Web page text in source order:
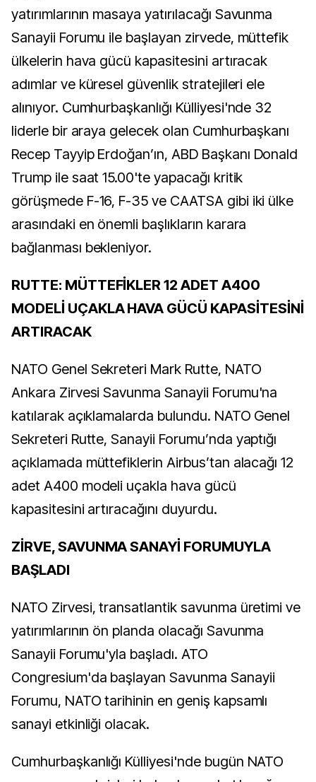
yatırımlarının masaya yatırılacağı Savunma
Sanayii Forumu ile başlayan zirvede, müttefik
ülkelerin hava gücü kapasitesini artıracak
adımlar ve küresel güvenlik stratejileri ele
alınıyor. Cumhurbaşkanlığı Külliyesi'nde 32
liderle bir araya gelecek olan Cumhurbaşkanı
Recep Tayyip Erdoğan’ın, ABD Başkanı Donald
Trump ile saat 15.00'te yapacağı kritik
görüşmede F-16, F-35 ve CAATSA gibi iki ülke
arasındaki en önemli başlıkların karara
bağlanması bekleniyor.
RUTTE: MÜTTEFİKLER 12 ADET A400
MODELİ UÇAKLA HAVA GÜCÜ KAPASİTESİNİ
ARTIRACAK
NATO Genel Sekreteri Mark Rutte, NATO
Ankara Zirvesi Savunma Sanayii Forumu'na
katılarak açıklamalarda bulundu. NATO Genel
Sekreteri Rutte, Sanayii Forumu’nda yaptığı
açıklamada müttefiklerin Airbus’tan alacağı 12
adet A400 modeli uçakla hava gücü
kapasitesini artıracağını duyurdu.
ZİRVE, SAVUNMA SANAYİ FORUMUYLA
BAŞLADI
NATO Zirvesi, transatlantik savunma üretimi ve
yatırımlarının ön planda olacağı Savunma
Sanayii Forumu'yla başladı. ATO
Congresium'da başlayan Savunma Sanayii
Forumu, NATO tarihinin en geniş kapsamlı
sanayi etkinliği olacak.
Cumhurbaşkanlığı Külliyesi'nde bugün NATO